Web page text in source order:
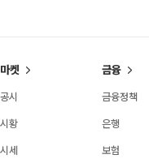
마켓
공시
시황
시세
금융
금융정책
은행
보험